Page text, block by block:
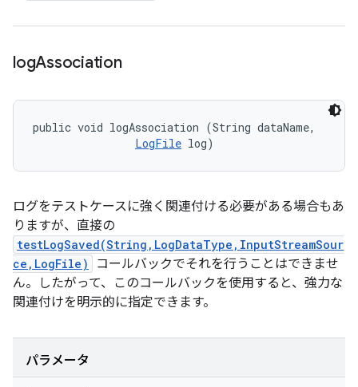
logAssociation
public void logAssociation (String dataName,
LogFile log)
ログをテストケースに強く関連付ける必要がある場合もあ
りますが、直接の
testLogSaved(String,LogDataType,InputStreamSour
ce,LogFile)
コールバックでそれを行うことはできませ
ん。したがって、このコールバックを使用すると、強力な
関連付けを明示的に指定できます。
パラメータ